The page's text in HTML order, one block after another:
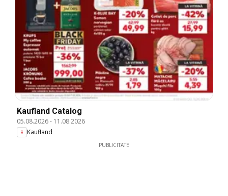
Kaufland Catalog
05.08.2026- 11.08.2026
Kaufland
PUBLICITATE